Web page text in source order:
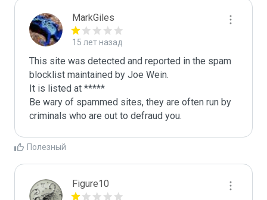
MarkGiles
15 лет назад
This site was detected and reported in the spam
blocklist maintained by Joe Wein.
It is listed at *****
Be wary of spammed sites, they are often run by
criminals who are out to defraud you.
Полезный
Figure10